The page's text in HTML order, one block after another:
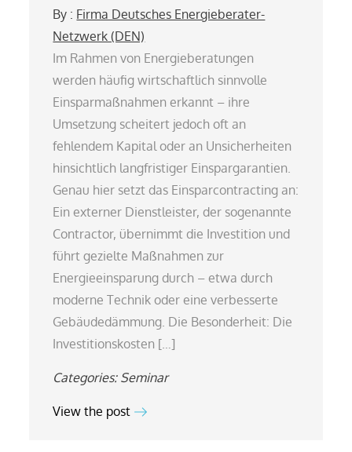
By : Firma Deutsches Energieberater-
Netzwerk (DEN)
Im Rahmen von Energieberatungen
werden häufig wirtschaftlich sinnvolle
Einsparmaßnahmen erkannt – ihre
Umsetzung scheitert jedoch oft an
fehlendem Kapital oder an Unsicherheiten
hinsichtlich langfristiger Einspargarantien.
Genau hier setzt das Einsparcontracting an:
Ein externer Dienstleister, der sogenannte
Contractor, übernimmt die Investition und
führt gezielte Maßnahmen zur
Energieeinsparung durch – etwa durch
moderne Technik oder eine verbesserte
Gebäudedämmung. Die Besonderheit: Die
Investitionskosten […]
Categories: Seminar
View the post